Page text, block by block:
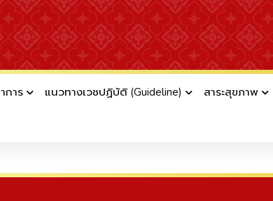
การ แนวทางเวชปฏิบัติ (Guideline) สาระสุขภาพ